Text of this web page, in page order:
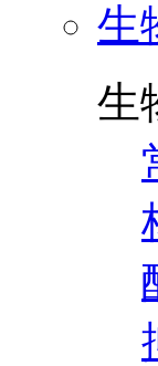
生
生